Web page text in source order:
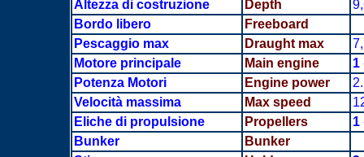
Altezza di costruzione
Depth
Bordo libero
Freeboard
Pescaggio max
Draught max
Motore principale
Main engine 1
Potenza Motori
Engine power
Velocità massima
Max speed
Eliche di propulsione
Propellers 1
Bunker
Bunker